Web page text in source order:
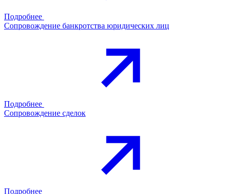
Подробнее
Сопровождение банкротства юридических лиц
Подробнее
Сопровождение сделок
Подробнее